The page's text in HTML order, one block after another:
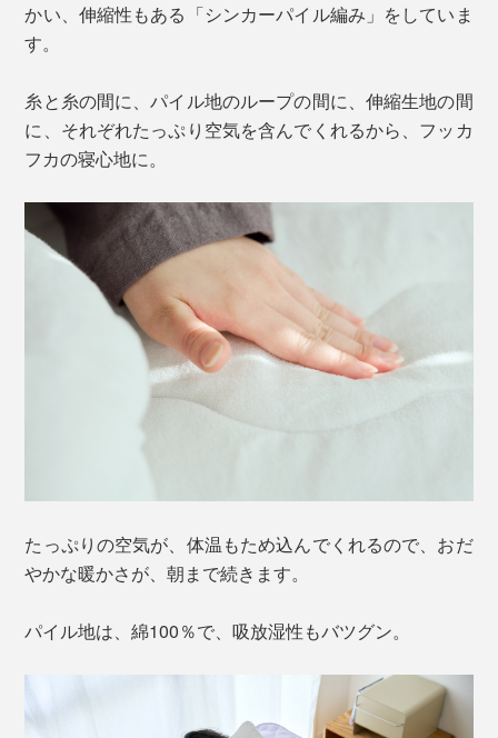
かい、伸縮性もある「シンカーパイル編み」をしていま
す。
糸と糸の間に、パイル地のループの間に、伸縮生地の間
に、それぞれたっぷり空気を含んでくれるから、フッカ
フカの寝心地に。
たっぷりの空気が、体温もため込んでくれるので、おだ
やかな暖かさが、朝まで続きます。
パイル地は、綿100％で、吸放湿性もバツグン。